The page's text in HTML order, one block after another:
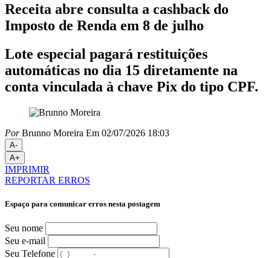
Receita abre consulta a cashback do
Imposto de Renda em 8 de julho
Lote especial pagará restituições
automáticas no dia 15 diretamente na
conta vinculada à chave Pix do tipo CPF.
PorBrunno Moreira Em 02/07/2026 18:03
A-
A+
IMPRIMIR
REPORTAR ERROS
Espaço para comunicar erros nesta postagem
Seu nome
Seu e-mail
Seu Telefone